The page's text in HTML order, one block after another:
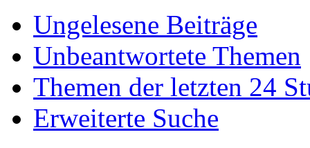
Ungelesene Beiträge
Unbeantwortete Themen
Themen der letzten 24
Erweiterte Suche